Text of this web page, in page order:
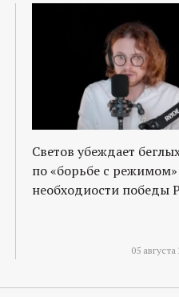
Светов убеждает
по «борьбе с режимом»
необходиости победы
05